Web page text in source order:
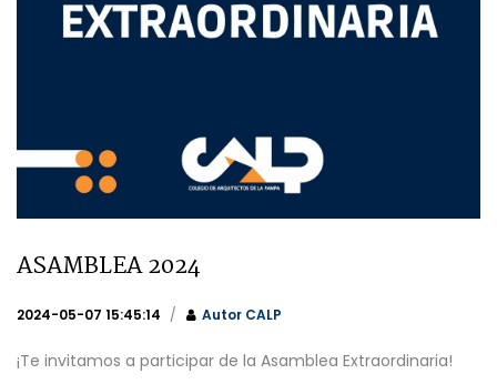
ASAMBLEA 2024
2024-05-07 15:45:14 Autor CALP
¡Te invitamos a participar de la Asamblea Extraordinaria!